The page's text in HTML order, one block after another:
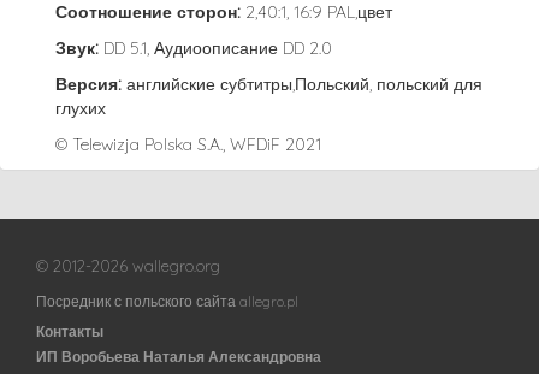
Соотношение сторон: 2,40:1, 16:9 PAL,цвет
Звук: DD 5.1, Аудиоописание DD 2.0
Версия: английские субтитры,Польский, польский для
глухих
© Telewizja Polska S.A., WFDiF 2021
© 2012-2026 wallegro.org
Посредник с польского сайта allegro.pl
Контакты
ИП Воробьева Наталья Александровна